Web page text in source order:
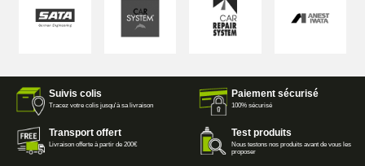
Suivis colis
Tracez votre colis jusqu'à sa livraison
Paiement sécurisé
100% sécurisé
Transport offert
Livraison offerte à partir de 200€
Test produits
Nous testons nos produits avant de vous les
proposer